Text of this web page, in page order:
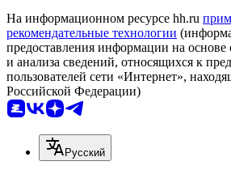
На информационном ресурсе hh.ru
рекомендательные технологии
предоставления информации на основе
и анализа сведений, относящихся к
пользователей сети «Интернет»,
Российской Федерации)
Русский